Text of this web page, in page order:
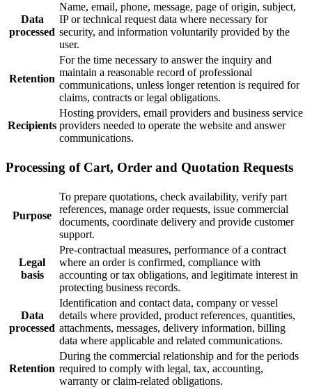
Data
processed
Name, email, phone, message, page of origin, subject,
IP or technical request data where necessary for
security, and information voluntarily provided by the
user.
Retention
For the time necessary to answer the inquiry and
maintain a reasonable record of professional
communications, unless longer retention is required for
claims, contracts or legal obligations.
Recipients
Hosting providers, email providers and business service
providers needed to operate the website and answer
communications.
Processing of Cart, Order and Quotation Requests
Purpose
To prepare quotations, check availability, verify part
references, manage order requests, issue commercial
documents, coordinate delivery and provide customer
support.
Legal
basis
Pre-contractual measures, performance of a contract
where an order is confirmed, compliance with
accounting or tax obligations, and legitimate interest in
protecting business records.
Data
processed
Identification and contact data, company or vessel
details where provided, product references, quantities,
attachments, messages, delivery information, billing
data where applicable and related communications.
Retention
During the commercial relationship and for the periods
required to comply with legal, tax, accounting,
warranty or claim-related obligations.